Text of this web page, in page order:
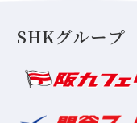
SHKグループ